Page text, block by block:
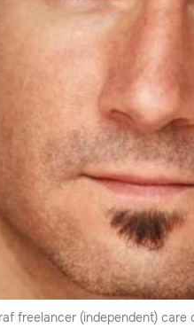
freelancer (independent) care